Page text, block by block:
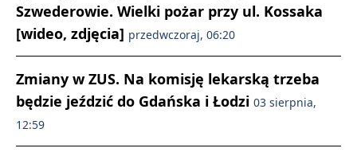
Szwederowie. Wielki pożar przy ul. Kossaka
[wideo, zdjęcia] przedwczoraj, 06:20
Zmiany w ZUS. Na komisję lekarską trzeba
będzie jeździć do Gdańska i Łodzi 03 sierpnia,
12:59